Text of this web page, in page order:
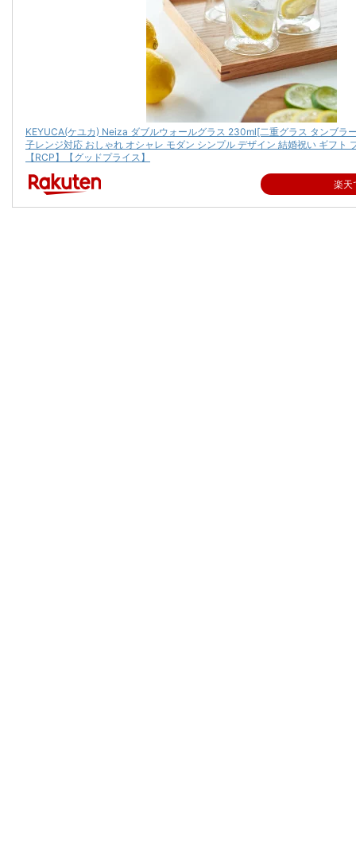
KEYUCA(ケユカ) Neiza ダブルウォールグラス 230ml[二重グラス タンブラ
子レンジ対応 おしゃれ オシャレ モダン シンプル デザイン 結婚祝い ギフト
【RCP】【グッドプライス】
楽天